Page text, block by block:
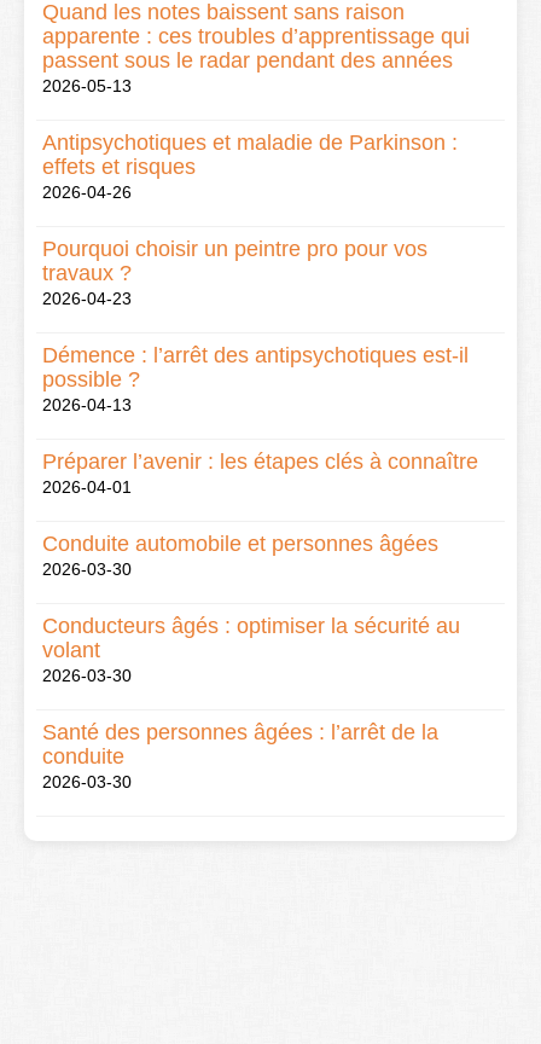
Quand les notes baissent sans raison
apparente : ces troubles d’apprentissage qui
passent sous le radar pendant des années
2026-05-13
Antipsychotiques et maladie de Parkinson :
effets et risques
2026-04-26
Pourquoi choisir un peintre pro pour vos
travaux ?
2026-04-23
Démence : l’arrêt des antipsychotiques est-il
possible ?
2026-04-13
Préparer l’avenir : les étapes clés à connaître
2026-04-01
Conduite automobile et personnes âgées
2026-03-30
Conducteurs âgés : optimiser la sécurité au
volant
2026-03-30
Santé des personnes âgées : l’arrêt de la
conduite
2026-03-30